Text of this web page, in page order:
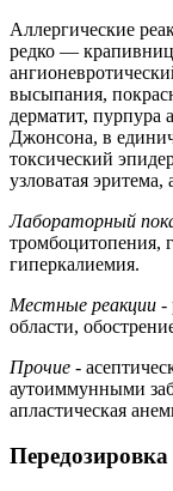
Аллергические
редко —
высыпания,
дерматит, пурпура
Джонсона, в
токсический
узловатая
Лабораторный
тромбоцитопения,
гиперкалиемия.
Местные реакции -
области,
Прочие -
аутоиммунными
апластическая
Передозировка